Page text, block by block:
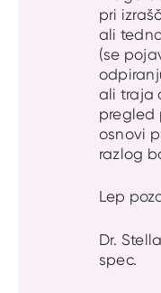
pri
ali
(se
ali traja
pregled
osnovi
razlog
Lep
Dr.
spec.